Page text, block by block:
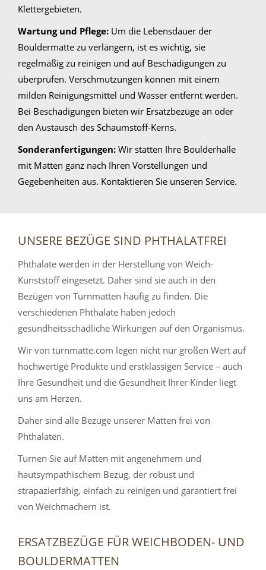
Klettergebieten.
Wartung und Pflege: Um die Lebensdauer der
Bouldermatte zu verlängern, ist es wichtig, sie
regelmäßig zu reinigen und auf Beschädigungen zu
überprüfen. Verschmutzungen können mit einem
milden Reinigungsmittel und Wasser entfernt werden.
Bei Beschädigungen bieten wir Ersatzbezüge an oder
den Austausch des Schaumstoff-Kerns.
Sonderanfertigungen: Wir statten Ihre Boulderhalle
mit Matten ganz nach Ihren Vorstellungen und
Gegebenheiten aus. Kontaktieren Sie unseren Service.
UNSERE BEZÜGE SIND PHTHALATFREI
Phthalate werden in der Herstellung von Weich-
Kunststoff eingesetzt. Daher sind sie auch in den
Bezügen von Turnmatten häufig zu finden. Die
verschiedenen Phthalate haben jedoch
gesundheitsschädliche Wirkungen auf den Organismus.
Wir von turnmatte.com legen nicht nur großen Wert auf
hochwertige Produkte und erstklassigen Service – auch
Ihre Gesundheit und die Gesundheit Ihrer Kinder liegt
uns am Herzen.
Daher sind alle Bezüge unserer Matten frei von
Phthalaten.
Turnen Sie auf Matten mit angenehmem und
hautsympathischem Bezug, der robust und
strapazierfähig, einfach zu reinigen und garantiert frei
von Weichmachern ist.
ERSATZBEZÜGE FÜR WEICHBODEN- UND
BOULDERMATTEN